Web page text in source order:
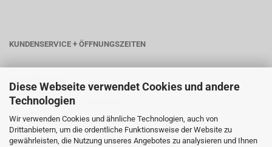
Diese Webseite verwendet Cookies und andere
Technologien
Wir verwenden Cookies und ähnliche Technologien, auch von
Drittanbietern, um die ordentliche Funktionsweise der Website zu
gewährleisten, die Nutzung unseres Angebotes zu analysieren und Ihnen
KUNDENSERVICE + ÖFFNUNGSZEITEN
Telefon: +49 (0) 6181 - 18909-00
Telefax: +49 (0) 6181 - 18909-29
Montag - Freitag: 10:00 - 18:00